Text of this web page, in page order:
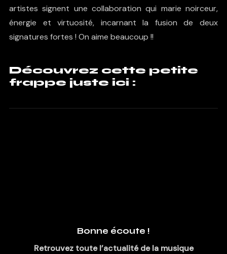
artistes signent une collaboration qui marie noirceur,
énergie et virtuosité, incarnant la fusion de deux
signatures fortes ! On aime beaucoup !!
Découvrez cette petite
frappe juste ici :
Bonne écoute !
Retrouvez toute l’actualité de la musique